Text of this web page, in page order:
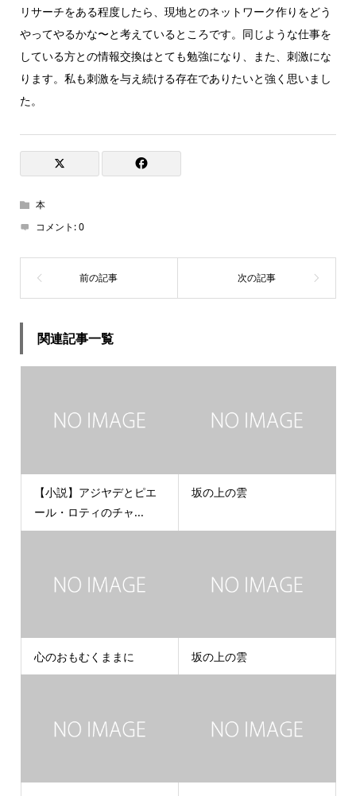
リサーチをある程度したら、現地とのネットワーク作りをどう
やってやるかな〜と考えているところです。同じような仕事を
している方との情報交換はとても勉強になり、また、刺激にな
ります。私も刺激を与え続ける存在でありたいと強く思いまし
た。
本
コメント:0
関連記事一覧
【小説】アジヤデとピエ
ール・ロティのチャ...
坂の上の雲
心のおもむくままに 坂の上の雲